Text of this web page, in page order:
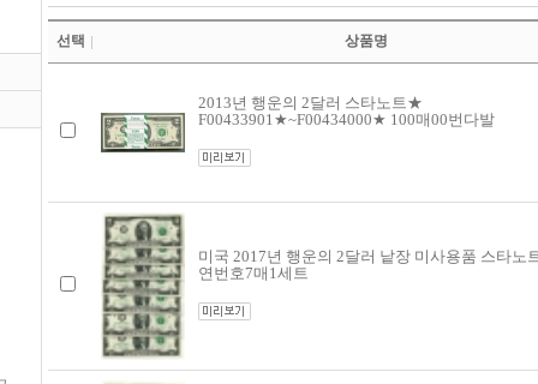
선택 상품명
2013년 행운의 2달러 스타노트★
F00433901★~F00434000★ 100매00번다발
미국 2017년 행운의 2달러 낱장 미사용품 스타노
연번호7매1세트